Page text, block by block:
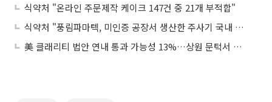
식약처 "온라인 주문제작 케이크 147건 중 21개 부적합"
식약처 "풍림파마텍, 미인증 공장서 생산한 주사기 국내 유통 제품 아냐"
美 클래리티 법안 연내 통과 가능성 13%…상원 문턱서 제동